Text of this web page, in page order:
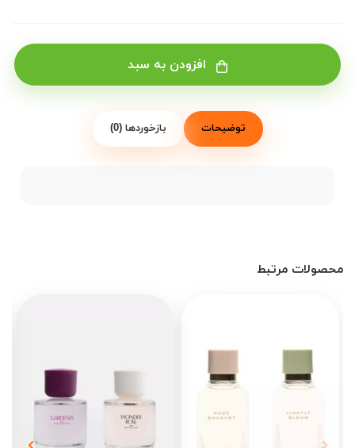
افزودن به سبد
توضیحات بازخوردها (0)
محصولات مرتبط